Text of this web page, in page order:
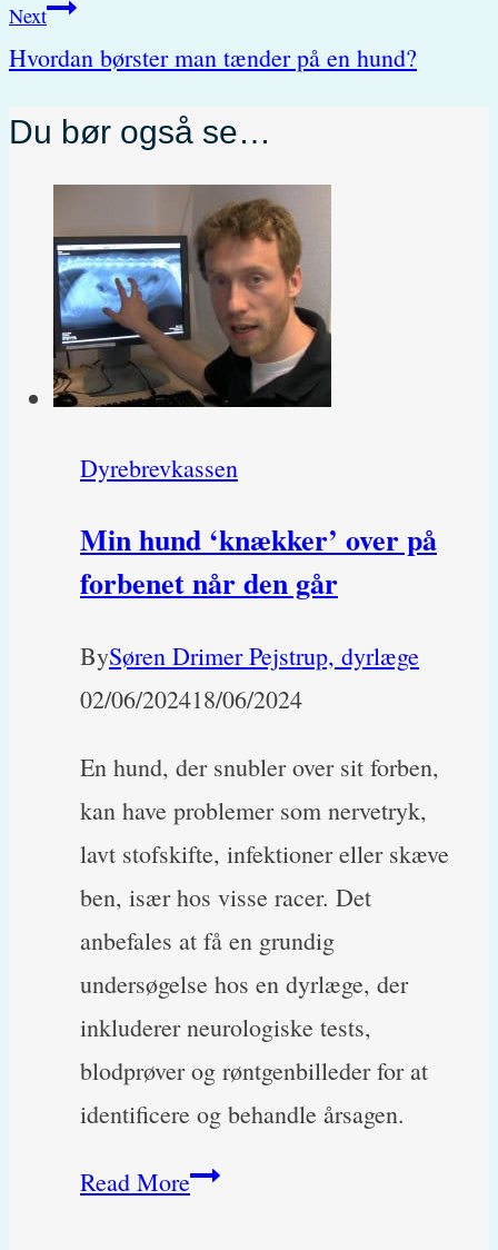
Next
Hvordan børster man tænder på en hund?
Du bør også se…
Dyrebrevkassen
Min hund ‘knækker’ over på
forbenet når den går
BySøren Drimer Pejstrup, dyrlæge
02/06/202418/06/2024
En hund, der snubler over sit forben,
kan have problemer som nervetryk,
lavt stofskifte, infektioner eller skæve
ben, især hos visse racer. Det
anbefales at få en grundig
undersøgelse hos en dyrlæge, der
inkluderer neurologiske tests,
blodprøver og røntgenbilleder for at
identificere og behandle årsagen.
Read MoreMin